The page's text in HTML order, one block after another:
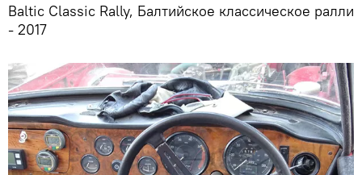
Baltic Classic Rally, Балтийское классическое ралли
- 2017